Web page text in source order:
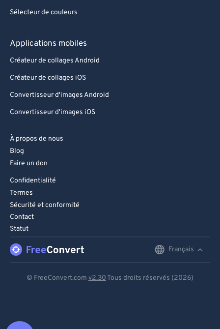
Sélecteur de couleurs
Applications mobiles
Créateur de collages Android
Créateur de collages iOS
Convertisseur d'images Android
Convertisseur d'images iOS
À propos de nous
Blog
Faire un don
Confidentialité
Termes
Sécurité et conformité
Contact
Statut
Français
© FreeConvert.com v2.30 Tous droits réservés (2026)